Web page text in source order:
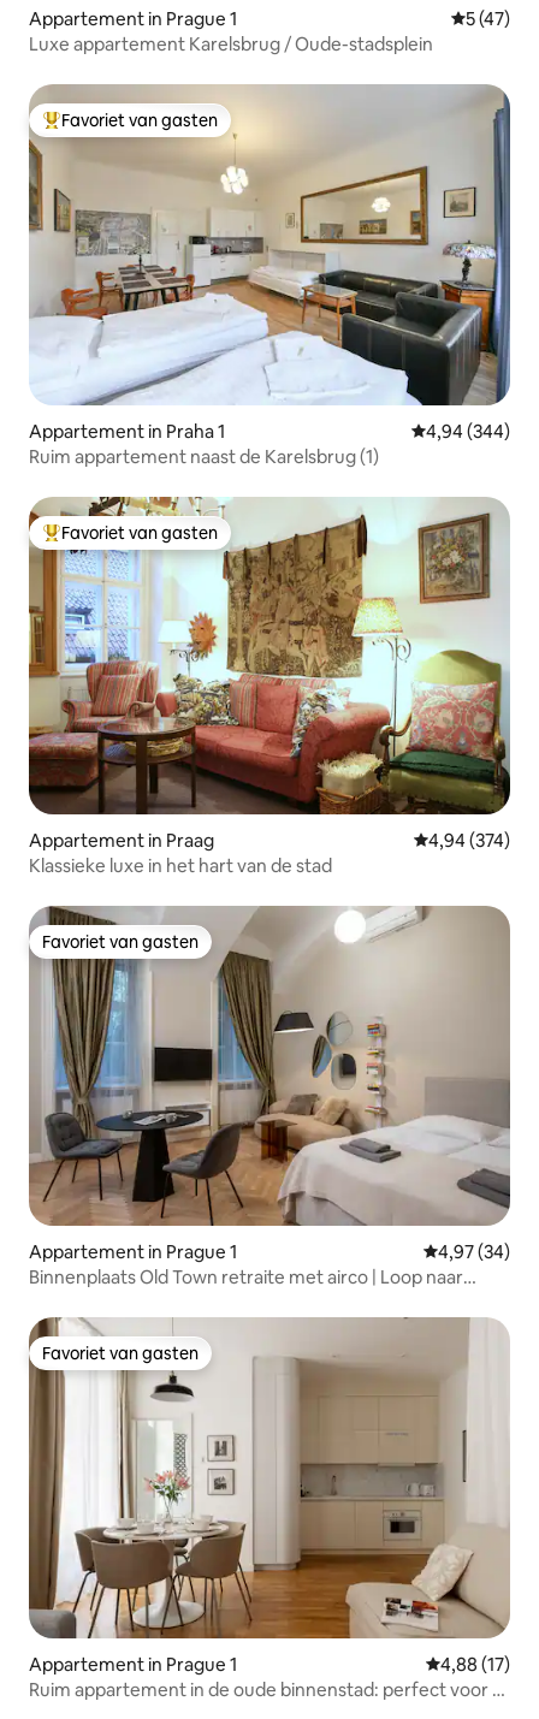
Appartement in Prague 1
5 (47)
Luxe appartement Karelsbrug / Oude-stadsplein
Topfavoriet van gasten
Favoriet van gasten
Appartement in Praha 1 Gemiddelde
4,94 (344)
Ruim appartement naast de Karelsbrug (1)
Topfavoriet van gasten
Favoriet van gasten
Appartement in Praag Gemiddelde
4,94 (374)
Klassieke luxe in het hart van de stad
Favoriet van gasten
Favoriet van gasten
Appartement in Prague 1 Gemiddelde
4,97 (34)
Binnenplaats Old Town retraite met airco | Loop naar
Favoriet van gasten
Favoriet van gasten
Appartement in Prague 1 Gemiddelde
4,88 (17)
Ruim appartement in de oude binnenstad: perfect voor 5